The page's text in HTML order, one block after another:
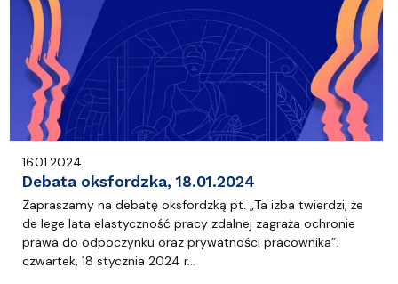
16.01.2024
Debata oksfordzka, 18.01.2024
Zapraszamy na debatę oksfordzką pt. „Ta izba twierdzi, że
de lege lata elastyczność pracy zdalnej zagraża ochronie
prawa do odpoczynku oraz prywatności pracownika”.
czwartek, 18 stycznia 2024 r…